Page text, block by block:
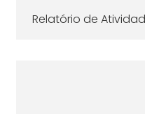
Relatório de